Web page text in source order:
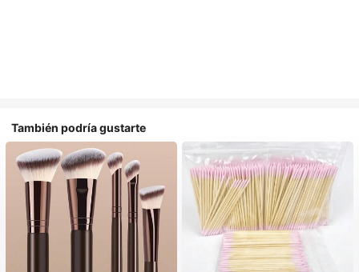
También podría gustarte